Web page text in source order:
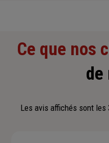
Ce que nos
de
Les avis affichés sont